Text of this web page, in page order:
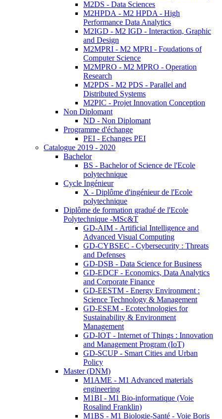
M2DS - Data Sciences
M2HPDA - M2 HPDA - High
Performance Data Analytics
M2IGD - M2 IGD - Interaction, Graphic
and Design
M2MPRI - M2 MPRI - Foudations of
Computer Science
M2MPRO - M2 MPRO - Operation
Research
M2PDS - M2 PDS - Parallel and
Distributed Systems
M2PIC - Projet Innovation Conception
Non Diplomant
ND - Non Diplomant
Programme d'échange
PEI - Echanges PEI
Catalogue 2019 - 2020
Bachelor
BS - Bachelor of Science de l'Ecole
polytechnique
Cycle Ingénieur
X - Diplôme d'ingénieur de l'Ecole
polytechnique
Diplôme de formation gradué de l'Ecole
Polytechnique -MSc&T
GD-AIM - Artificial Intelligence and
Advanced Visual Computing
GD-CYBSEC - Cybersecurity : Threats
and Defenses
GD-DSB - Data Science for Business
GD-EDCF - Economics, Data Analytics
and Corporate Finance
GD-EESTM - Energy Environment :
Science Technology & Management
GD-ESEM - Ecotechnologies for
Sustainability & Environment
Management
GD-IOT - Internet of Things : Innovation
and Management Program (IoT)
GD-SCUP - Smart Cities and Urban
Policy
Master (DNM)
M1AME - M1 Advanced materials
engineering
M1BI - M1 Bio-informatique (Voie
Rosalind Franklin)
M1BS - M1 Biologie-Santé - Voie Boris